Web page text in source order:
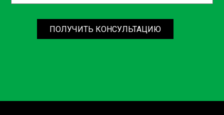
ПОЛУЧИТЬ КОНСУЛЬТАЦИЮ